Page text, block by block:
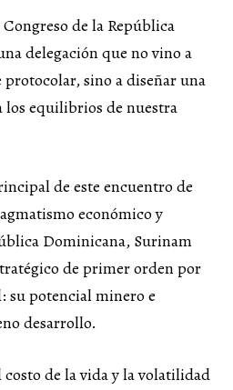
de la República
delegación que no vino a
sino a diseñar una
equilibrios de nuestra
de este encuentro de
económico y
Dominicana, Surinam
de primer orden por
su potencial minero e
desarrollo.
de la vida y la volatilidad